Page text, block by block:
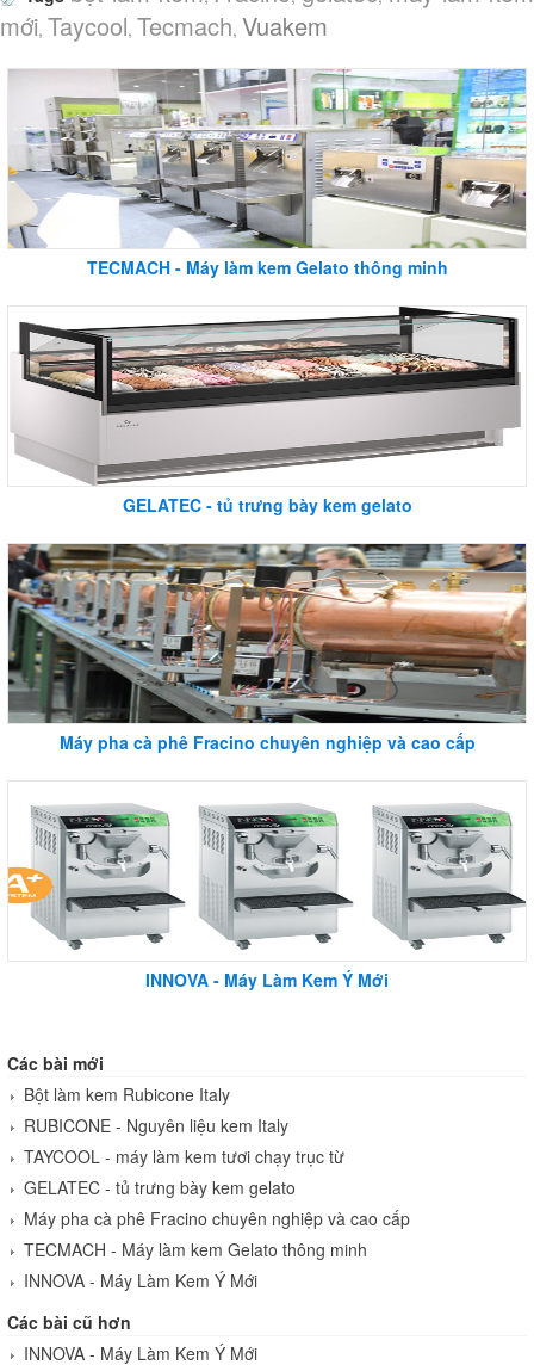
mới, Taycool, Tecmach, Vuakem
TECMACH - Máy làm kem Gelato thông minh
GELATEC - tủ trưng bày kem gelato
Máy pha cà phê Fracino chuyên nghiệp và cao cấp
INNOVA - Máy Làm Kem Ý Mới
Các bài mới
Bột làm kem Rubicone Italy
RUBICONE - Nguyên liệu kem Italy
TAYCOOL - máy làm kem tươi chạy trục từ
GELATEC - tủ trưng bày kem gelato
Máy pha cà phê Fracino chuyên nghiệp và cao cấp
TECMACH - Máy làm kem Gelato thông minh
INNOVA - Máy Làm Kem Ý Mới
Các bài cũ hơn
INNOVA - Máy Làm Kem Ý Mới